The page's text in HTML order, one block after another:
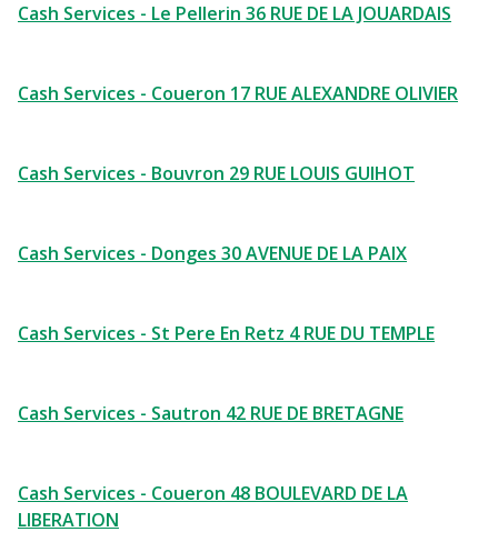
Cash Services - Le Pellerin 36 RUE DE LA JOUARDAIS
Cash Services - Coueron 17 RUE ALEXANDRE OLIVIER
Cash Services - Bouvron 29 RUE LOUIS GUIHOT
Cash Services - Donges 30 AVENUE DE LA PAIX
Cash Services - St Pere En Retz 4 RUE DU TEMPLE
Cash Services - Sautron 42 RUE DE BRETAGNE
Cash Services - Coueron 48 BOULEVARD DE LA
LIBERATION